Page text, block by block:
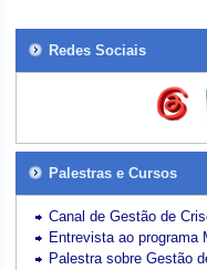
Redes Sociais
Palestras e Cursos
Canal de Gestão de
Entrevista ao programa
Palestra sobre Gestão